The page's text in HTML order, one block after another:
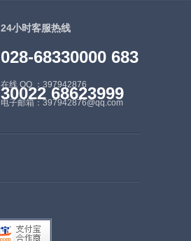
24小时客服热线
028-68330000 683
30022 68623999
在线 QQ ：397942876
电子邮箱：397942876@qq.com